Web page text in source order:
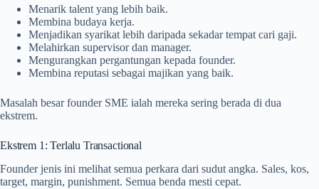
Menarik talent yang lebih baik.
Membina budaya kerja.
Menjadikan syarikat lebih daripada sekadar tempat cari gaji.
Melahirkan supervisor dan manager.
Mengurangkan pergantungan kepada founder.
Membina reputasi sebagai majikan yang baik.
Masalah besar founder SME ialah mereka sering berada di dua
ekstrem.
Ekstrem 1: Terlalu Transactional
Founder jenis ini melihat semua perkara dari sudut angka. Sales, kos,
target, margin, punishment. Semua benda mesti cepat.